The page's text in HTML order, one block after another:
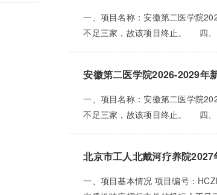
一、项目名称：安徽第二医学院
不足三家，故该项目终止。 四、
安徽第二医学院2026-2029年
一、项目名称：安徽第二医学院
不足三家，故该项目终止。 四、
北京市工人北戴河疗养院
一、项目基本情况 项目编号：